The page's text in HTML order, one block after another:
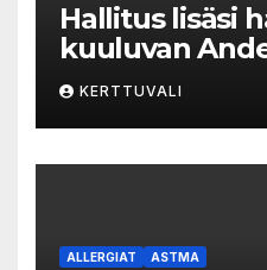
Hallitus lisäsi
kuuluvan
aiheuttaman
yleisvaarallisten
KERTTUVALI
ALLERGIAT ASTMA